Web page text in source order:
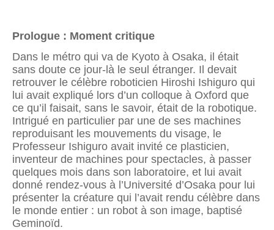
Prologue : Moment critique
Dans le métro qui va de Kyoto à Osaka, il était
sans doute ce jour-là le seul étranger. Il devait
retrouver le célèbre roboticien Hiroshi Ishiguro qui
lui avait expliqué lors d’un colloque à Oxford que
ce qu’il faisait, sans le savoir, était de la robotique.
Intrigué en particulier par une de ses machines
reproduisant les mouvements du visage, le
Professeur Ishiguro avait invité ce plasticien,
inventeur de machines pour spectacles, à passer
quelques mois dans son laboratoire, et lui avait
donné rendez-vous à l’Université d’Osaka pour lui
présenter la créature qui l’avait rendu célèbre dans
le monde entier : un robot à son image, baptisé
Geminoïd.